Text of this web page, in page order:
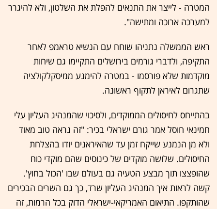
המטרה - לייצר את התנאים להפלת את השלטון, ולא להיגרר
למערכה ארוכה ומתישה".
ראש הממשלה נתניהו שוחח עם הנשיא טראמפ לאחר
התקיפה, ולדברי גורמים בירושלים התקיימו גם שיחות
מוקדמות שלא פורסמו - במטרה להימנע ממיסקלקולציה
שתגרום לאיראן לתקוף ראשונה.
בהתייחס לחיסולים הממוקדים, ולסיכוי שהמנהיג העליון עלי
חמינאי חוסל אמר גורם ישראלי בכיר: "זה נראה טוב מאוד
ולא מן הנמנע שייקח זמן עד שהאיראנים יודו בהצלחת
החיסולים. שלושה מוקדים של כינוסים שהם מוקדי כוח
שהופצצו תוך מבצע הטעיה גם בעולם שבו 'הכול בחוץ'.
קשה לראות איך המנהיג העליון שרד, כך גם השרים הבכירים
שהותקפו. התיאום האמריקאי-ישראלי הדוק בכל הרמות, זה